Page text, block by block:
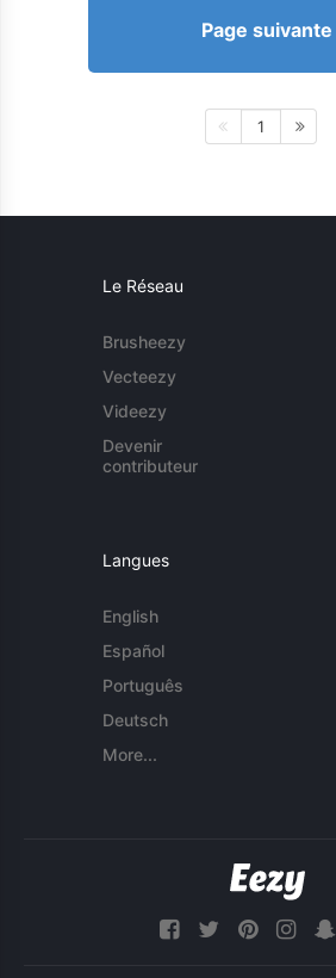
Page suivante
1
Le Réseau
Brusheezy
Vecteezy
Videezy
Devenir
contributeur
Langues
English
Español
Português
Deutsch
More...